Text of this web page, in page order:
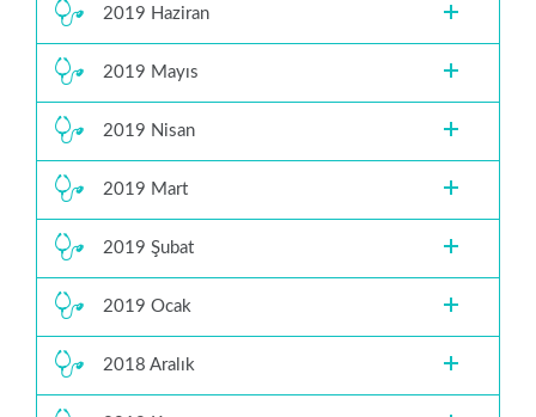
2019 Haziran
2019 Mayıs
2019 Nisan
2019 Mart
2019 Şubat
2019 Ocak
2018 Aralık